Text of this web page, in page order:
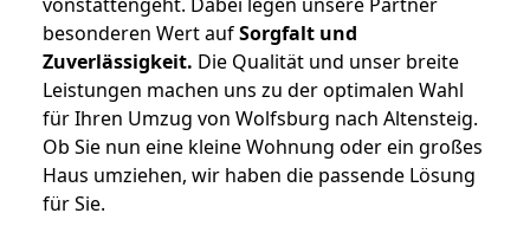
besonderen Wert aufSorgfalt und
Zuverlässigkeit. Die Qualität und unser breite
Leistungen machen uns zu der optimalen Wahl
für Ihren Umzug von Wolfsburg nach Altensteig.
Ob Sie nun eine kleine Wohnung oder ein großes
Haus umziehen, wir haben die passende Lösung
für Sie.